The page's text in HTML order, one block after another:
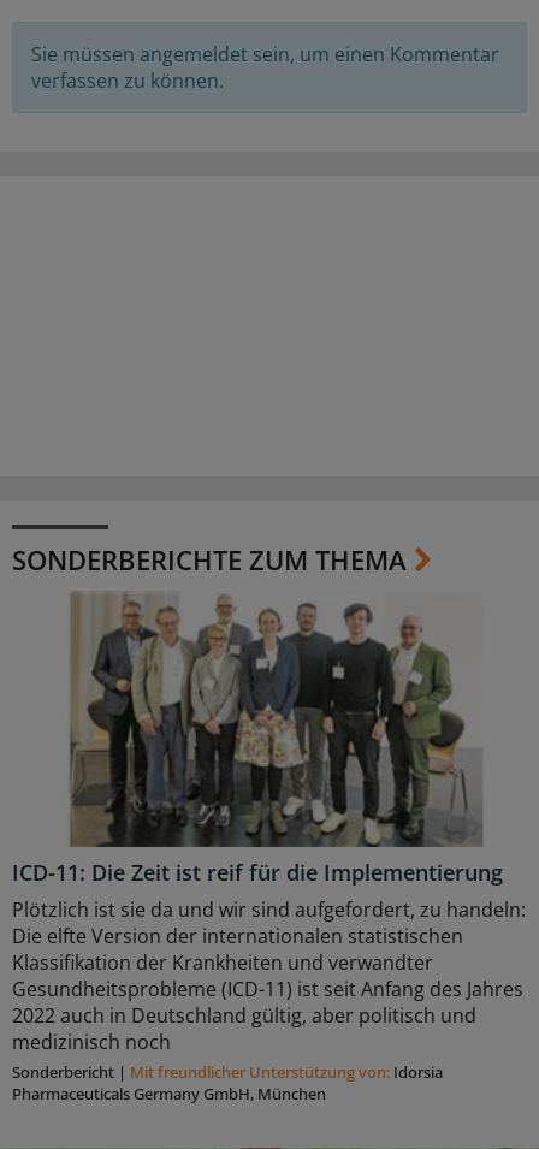
Sie müssen angemeldet sein, um einen Kommentar
verfassen zu können.
SONDERBERICHTE ZUM THEMA
ICD-11: Die Zeit ist reif für die Implementierung
Plötzlich ist sie da und wir sind aufgefordert, zu handeln:
Die elfte Version der internationalen statistischen
Klassifikation der Krankheiten und verwandter
Gesundheitsprobleme (ICD-11) ist seit Anfang des Jahres
2022 auch in Deutschland gültig, aber politisch und
medizinisch noch
Sonderbericht | Mit freundlicher Unterstützung von: Idorsia
Pharmaceuticals Germany GmbH, München